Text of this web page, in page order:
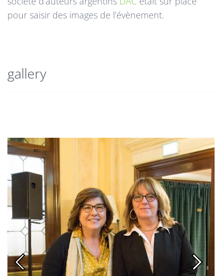
pour saisir des images de l’évènement.
gallery